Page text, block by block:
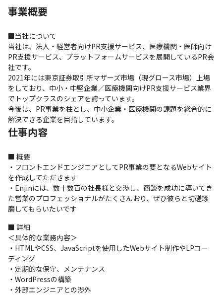
事業概要
■当社について
当社は、法人・経営者向けPR支援サービス、医療機関・医師向け
PR支援サービス、プラットフォームサービスを展開しているPR会
社です。
2021年には東京証券取引所マザーズ市場（現グロース市場）上場
をしており、中小・中堅企業／医療機関向けPR支援サービス業界
でトップクラスのシェアを誇っています。
今後は、PR事業を柱とし、中小企業・医療機関の課題を総合的に
解決できる企業を目指しています。
仕事内容
■ 概要
・フロントエンドエンジニアとしてPR事業の要となるWebサイト
を作成してただきます
・Enjinには、数十数百の社長様と交渉し、商談を成功に導いてき
た営業のプロフェッショナルがたくさんおり、ぜひ彼らと切磋琢
磨してもらいたいです
■ 詳細
＜具体的な業務内容＞
・HTMLやCSS、JavaScriptを使用したWebサイト制作やLPコー
ディング
・定期的な保守、メンテナンス
・WordPressの構築
・外部エンジニアとの渉外